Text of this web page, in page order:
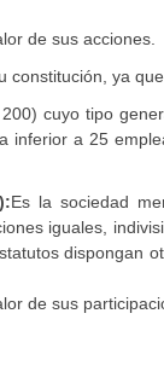
de sus acciones.
ya
cuyo tipo
inferior a 25
Es la sociedad
iguales,
dispongan
de sus